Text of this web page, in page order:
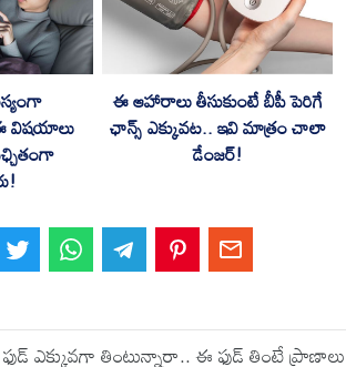
విషయాలు
ఈ ఆహారాలు తీసుకుంటే బీపీ పెరిగే
ఛాన్స్ ఎక్కువట.. ఇవి మాత్రం చాలా
డేంజర్!
ఎక్కువగా తింటున్నారా.. ఈ ఫుడ్ తింటే ప్రాణాలు